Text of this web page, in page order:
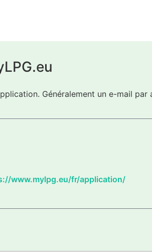
Généralement un e-mail
www.mylpg.eu/fr/application/